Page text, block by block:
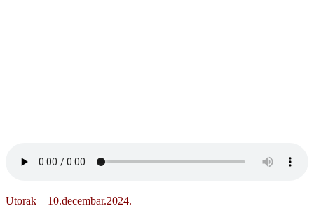
Utorak – 10.decembar.2024.